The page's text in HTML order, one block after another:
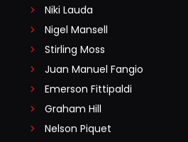
Niki Lauda
Nigel Mansell
Stirling Moss
Juan Manuel Fangio
Emerson Fittipaldi
Graham Hill
Nelson Piquet